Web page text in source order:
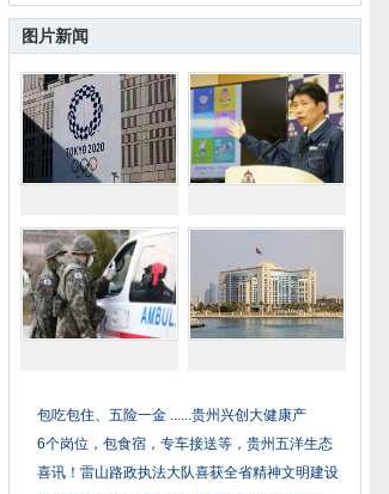
图片新闻
包吃包住、五险一金 ......贵州兴创大健康产
6个岗位，包食宿，专车接送等，贵州五洋生态
喜讯！雷山路政执法大队喜获全省精神文明建设